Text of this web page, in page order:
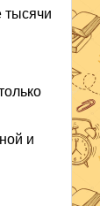
тысячи
и